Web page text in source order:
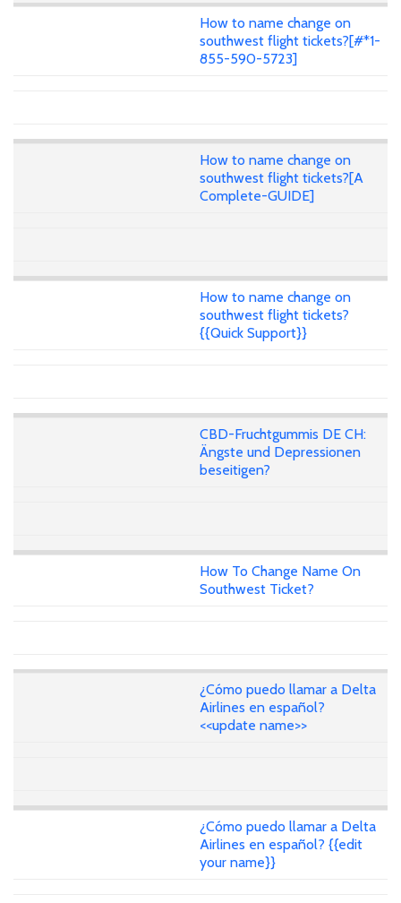
How to name change on
southwest flight tickets?[#*1-
855-590-5723]
How to name change on
southwest flight tickets?[A
Complete-GUIDE]
How to name change on
southwest flight tickets?
{{Quick Support}}
CBD-Fruchtgummis DE CH:
Ängste und Depressionen
beseitigen?
How To Change Name On
Southwest Ticket?
¿Cómo puedo llamar a Delta
Airlines en español?
<<update name>>
¿Cómo puedo llamar a Delta
Airlines en español? {{edit
your name}}